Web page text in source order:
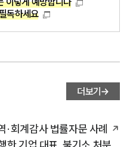
독하세요
더보기
·회계감사 법률자문 사례